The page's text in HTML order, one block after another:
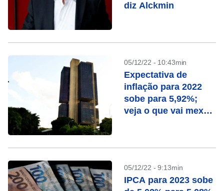
diz Alckmin
05/12/22 - 10:43min
Expectativa de
inflação para 2022
sobe para 5,92%;
veja o que vai mexer
05/12/22 - 9:13min
IPCA para 2023 sobe